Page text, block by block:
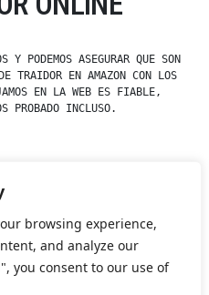
browsing experience,
and analyze our
you consent to our use of
Y PODEMOS ASEGURAR QUE SON
TRAIDOR EN AMAZON CON LOS
EN LA WEB ES FIABLE,
PROBADO INCLUSO.
2019
Esotérica,Proudly